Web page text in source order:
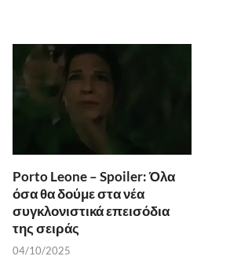
Porto Leone – Spoiler: Όλα
όσα θα δούμε στα νέα
συγκλονιστικά επεισόδια
της σειράς
04/10/2025